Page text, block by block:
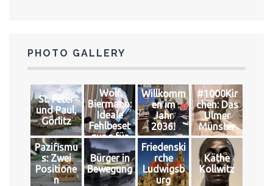
PHOTO GALLERY
St. Peter
und Paul,
Görlitz
Wolf
Biermann:
Ideale
Fehlbeset
zung für
das große
Glück
Willkomm
en im
Jahr
2036!
#1000Kir
chen: Das
Ulmer
Münster
Pazifismu
s: Zwei
Positione
n
Bürger in
Bewegung
Friedenski
rche
Ludwigsb
urg
Käthe
Kollwitz